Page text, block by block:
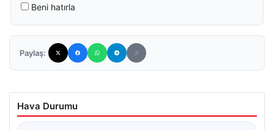
Beni hatırla
Paylaş:
Hava Durumu